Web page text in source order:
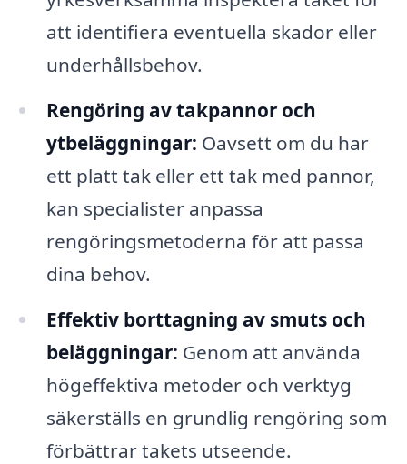
att identifiera eventuella skador eller
underhållsbehov.
Rengöring av takpannor och
ytbeläggningar: Oavsett om du har
ett platt tak eller ett tak med pannor,
kan specialister anpassa
rengöringsmetoderna för att passa
dina behov.
Effektiv borttagning av smuts och
beläggningar: Genom att använda
högeffektiva metoder och verktyg
säkerställs en grundlig rengöring som
förbättrar takets utseende.